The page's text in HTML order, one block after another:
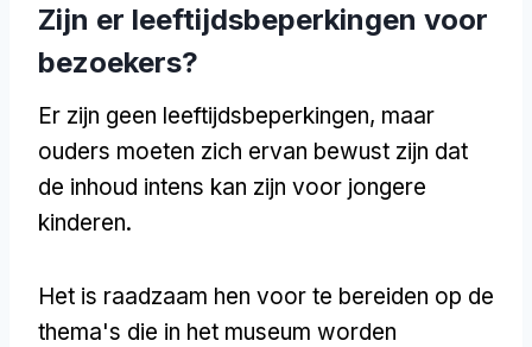
Zijn er leeftijdsbeperkingen voor
bezoekers?
Er zijn geen leeftijdsbeperkingen, maar
ouders moeten zich ervan bewust zijn dat
de inhoud intens kan zijn voor jongere
kinderen.
Het is raadzaam hen voor te bereiden op de
thema's die in het museum worden